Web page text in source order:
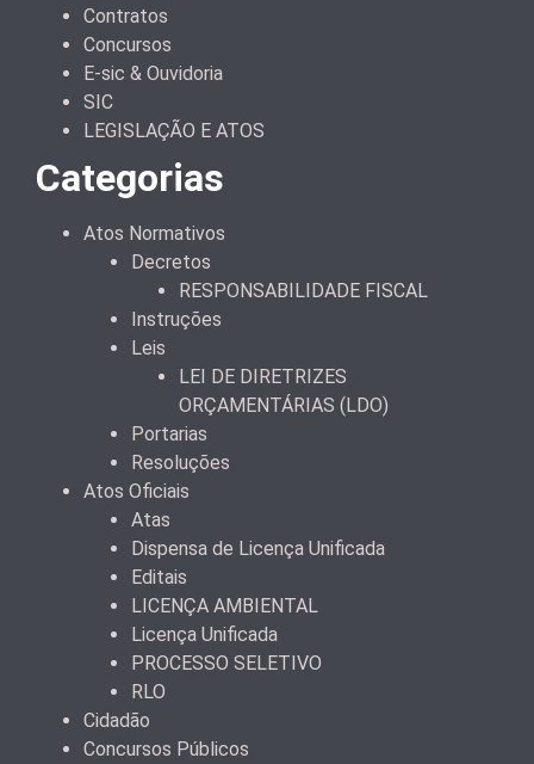
Contratos
Concursos
E-sic & Ouvidoria
SIC
LEGISLAÇÃO E ATOS
Categorias
Atos Normativos
Decretos
RESPONSABILIDADE FISCAL
Instruções
Leis
LEI DE DIRETRIZES
ORÇAMENTÁRIAS (LDO)
Portarias
Resoluções
Atos Oficiais
Atas
Dispensa de Licença Unificada
Editais
LICENÇA AMBIENTAL
Licença Unificada
PROCESSO SELETIVO
RLO
Cidadão
Concursos Públicos